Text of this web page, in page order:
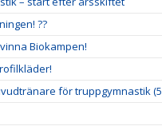
??
Biokampen!
för truppgymnastik